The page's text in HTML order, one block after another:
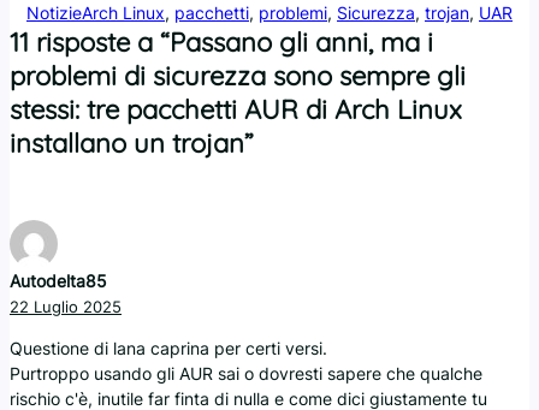
NotizieArch Linux, pacchetti, problemi, Sicurezza, trojan, UAR
11 risposte a “Passano gli anni, ma i
problemi di sicurezza sono sempre gli
stessi: tre pacchetti AUR di Arch Linux
installano un trojan”
Autodelta85
22 Luglio 2025
Questione di lana caprina per certi versi.
Purtroppo usando gli AUR sai o dovresti sapere che qualche
rischio c'è, inutile far finta di nulla e come dici giustamente tu